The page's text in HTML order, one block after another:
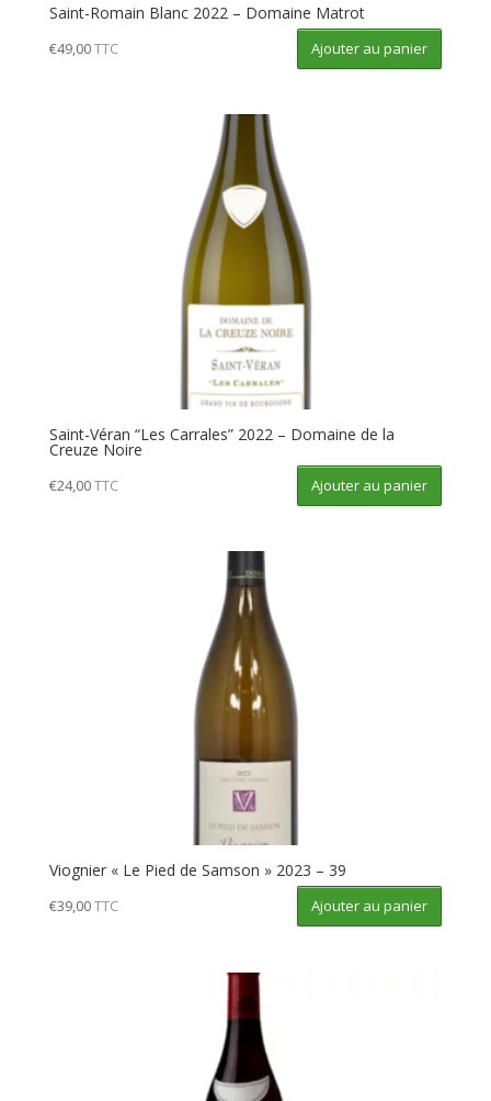
Saint-Romain Blanc 2022 – Domaine Matrot
€49,00TTC Ajouter au panier
Saint-Véran “Les Carrales” 2022 – Domaine de la
Creuze Noire
€24,00TTC Ajouter au panier
Viognier « Le Pied de Samson » 2023 – 39
€39,00TTC Ajouter au panier